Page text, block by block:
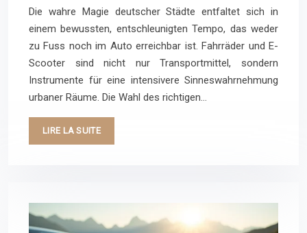
Die wahre Magie deutscher Städte entfaltet sich in
einem bewussten, entschleunigten Tempo, das weder
zu Fuss noch im Auto erreichbar ist. Fahrräder und E-
Scooter sind nicht nur Transportmittel, sondern
Instrumente für eine intensivere Sinneswahrnehmung
urbaner Räume. Die Wahl des richtigen…
LIRE LA SUITE